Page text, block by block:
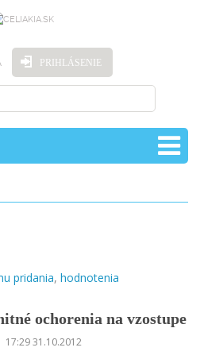
PRIHLÁSENIE
pridania, hodnotenia
ochorenia na vzostupe
17:29 31.10.2012